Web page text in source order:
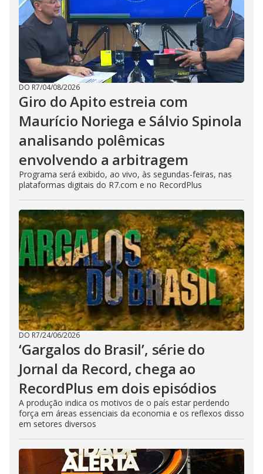
DO R7/04/08/2026
Giro do Apito estreia com
Maurício Noriega e Sálvio Spinola
analisando polêmicas
envolvendo a arbitragem
Programa será exibido, ao vivo, às segundas-feiras, nas
plataformas digitais do R7.com e no RecordPlus
DO R7/24/06/2026
‘Gargalos do Brasil’, série do
Jornal da Record, chega ao
RecordPlus em dois episódios
A produção indica os motivos de o país estar perdendo
força em áreas essenciais da economia e os reflexos disso
em setores diversos